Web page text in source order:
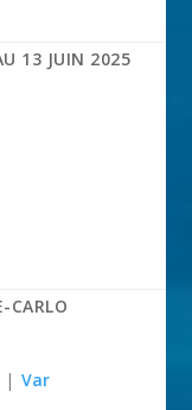
13 JUIN 2025
CARLO
| Var